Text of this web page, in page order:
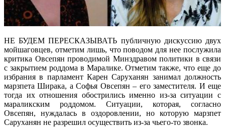
НЕ БУДЕМ ПЕРЕСКАЗЫВАТЬ публичную дискуссию двух
мойшаговцев, отметим лишь, что поводом для нее послужила
критика Овсепян проводимой Минздравом политики в связи
с закрытием роддома в Маралике. Отметим также, что еще до
избрания в парламент Карен Саруханян занимал должность
марзпета Ширака, а Софья Овсепян – его заместителя. И еще
тогда их отношения обострились именно из-за ситуации с
мараликским роддомом. Ситуации, которая, согласно
Овсепян, нуждалась в оздоровлении, но которую марзпет
Саруханян не разрешил осуществить из-за чьего-то звонка.